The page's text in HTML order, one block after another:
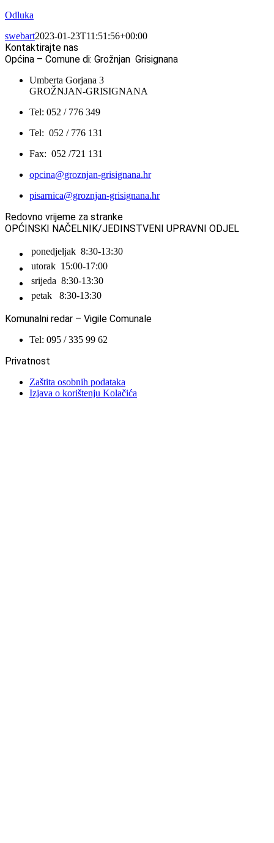
Odluka
swebart2023-01-23T11:51:56+00:00
Kontaktirajte nas
Općina – Comune di: Grožnjan Grisignana
Umberta Gorjana 3
GROŽNJAN-GRISIGNANA
Tel: 052 / 776 349
Tel: 052 / 776 131
Fax: 052 /721 131
opcina@groznjan-grisignana.hr
pisarnica@groznjan-grisignana.hr
Redovno vrijeme za stranke
OPĆINSKI NAČELNIK/JEDINSTVENI UPRAVNI ODJEL
ponedjeljak 8:30-13:30
utorak 15:00-17:00
srijeda 8:30-13:30
petak
8:30-13:30
Komunalni redar – Vigile Comunale
Tel: 095 / 335 99 62
Privatnost
Zaštita osobnih podataka
Izjava o korištenju Kolačića